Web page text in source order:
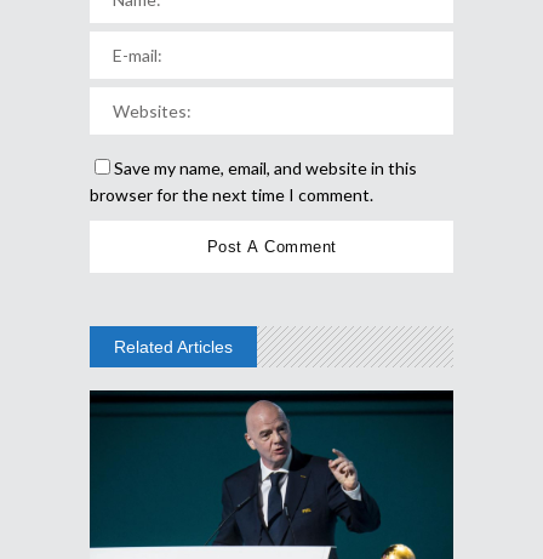
Save my name, email, and website in this
browser for the next time I comment.
Related Articles